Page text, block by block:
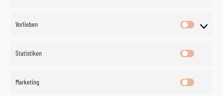
Vorlieben
Vorlieben
Statistiken
Marketing